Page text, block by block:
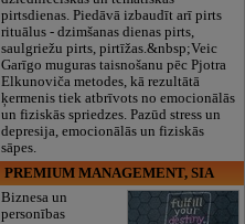
pirtsdienas. Piedāvā izbaudīt arī pirts
rituālus - dzimšanas dienas pirts,
saulgriežu pirts, pirtīžas.&nbsp;Veic
Garīgo muguras taisnošanu pēc Pjotra
Elkunoviča metodes, kā rezultātā
ķermenis tiek atbrīvots no emocionālās
un fiziskās spriedzes. Pazūd stress un
depresija, emocionālās un fiziskās
sāpes.
PREMIUM MANAGEMENT, SIA
Biznesa un
personības